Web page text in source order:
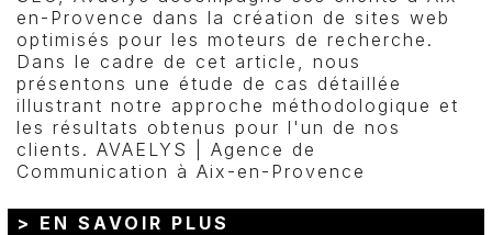
en-Provence dans la création de sites web
optimisés pour les moteurs de recherche.
Dans le cadre de cet article, nous
présentons une étude de cas détaillée
illustrant notre approche méthodologique et
les résultats obtenus pour l'un de nos
clients. AVAELYS | Agence de
Communication à Aix-en-Provence
> EN SAVOIR PLUS